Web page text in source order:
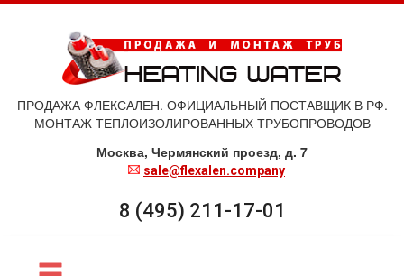
ПРОДАЖА ФЛЕКСАЛЕН. ОФИЦИАЛЬНЫЙ ПОСТАВЩИК В РФ.
МОНТАЖ ТЕПЛОИЗОЛИРОВАННЫХ ТРУБОПРОВОДОВ
Москва, Чермянский проезд, д. 7
sale@flexalen.company
8 (495) 211-17-01